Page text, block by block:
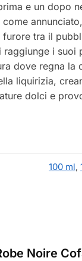
e un dopo
tra il
i
dove regna
liquirizia,
dolci e
100 ml,
Noire